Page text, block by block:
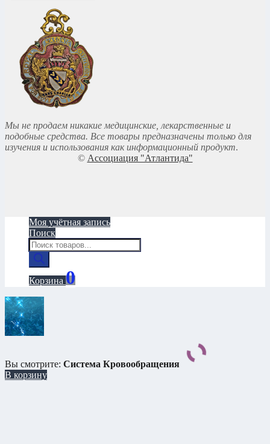
Мы не продаем никакие медицинские, лекарственные и
подобные средства. Все товары предназначены только для
изучения и использования как информационный продукт.
© Ассоциация "Атлантида"
Моя учётная запись
Поиск
Поиск
товаров
Корзина 0
Вы смотрите: Система Кровообращения
В корзину